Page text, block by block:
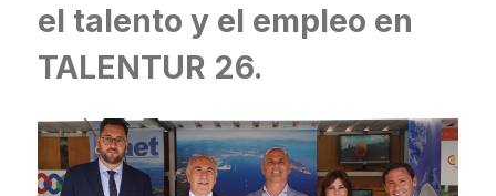
el talento y el empleo en
TALENTUR 26.